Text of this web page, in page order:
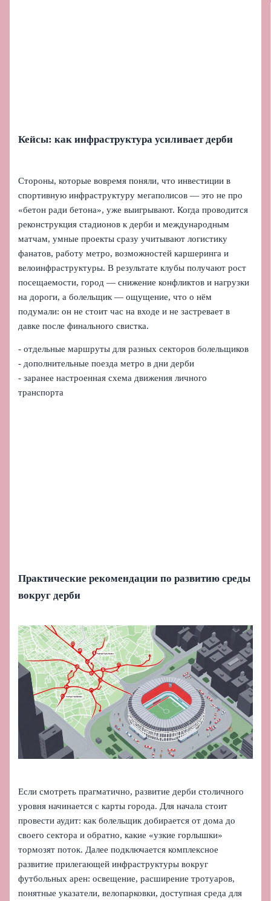
Кейсы: как инфраструктура усиливает дерби
Стороны, которые вовремя поняли, что инвестиции в
спортивную инфраструктуру мегаполисов — это не про
«бетон ради бетона», уже выигрывают. Когда проводится
реконструкция стадионов к дерби и международным
матчам, умные проекты сразу учитывают логистику
фанатов, работу метро, возможностей каршеринга и
велоинфраструктуры. В результате клубы получают рост
посещаемости, город — снижение конфликтов и нагрузки
на дороги, а болельщик — ощущение, что о нём
подумали: он не стоит час на входе и не застревает в
давке после финального свистка.
- отдельные маршруты для разных секторов болельщиков
- дополнительные поезда метро в дни дерби
- заранее настроенная схема движения личного
транспорта
Практические рекомендации по развитию среды
вокруг дерби
Если смотреть прагматично, развитие дерби столичного
уровня начинается с карты города. Для начала стоит
провести аудит: как болельщик добирается от дома до
своего сектора и обратно, какие «узкие горлышки»
тормозят поток. Далее подключается комплексное
развитие прилегающей инфраструктуры вокруг
футбольных арен: освещение, расширение тротуаров,
понятные указатели, велопарковки, доступная среда для